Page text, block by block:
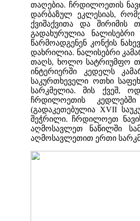
თაღებია. ჩრდილოეთის
დარბაზულ ეკლესიას,
ქვიშაქვითა და
გადახურულია
წარმოადგენენ კონქის
დახრილია. ნალისებრი
თაღს, ხოლო სატრიუმფო
ინტერიერში კედელს
საკურთხეველი ოთხი
სარკმელია. მის ქვეშ,
ჩრდილოეთის
(გადაკეთებულია XVII
შეჭრილი. ჩრდილოეთ
აღმოსავლეთ ნაწილში
აღმოსავლეთით ერთი